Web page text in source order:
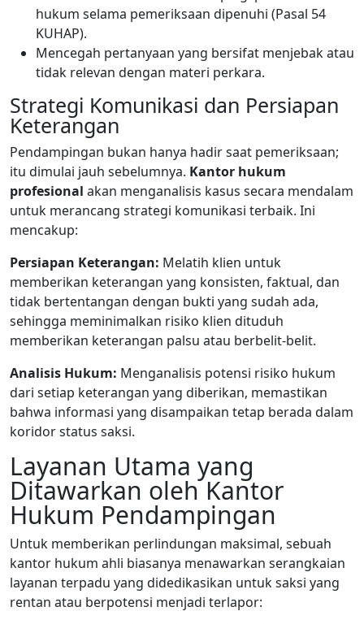
hukum selama pemeriksaan dipenuhi (Pasal 54
KUHAP).
Mencegah pertanyaan yang bersifat menjebak atau
tidak relevan dengan materi perkara.
Strategi Komunikasi dan Persiapan
Keterangan
Pendampingan bukan hanya hadir saat pemeriksaan;
itu dimulai jauh sebelumnya. Kantor hukum
profesional akan menganalisis kasus secara mendalam
untuk merancang strategi komunikasi terbaik. Ini
mencakup:
Persiapan Keterangan: Melatih klien untuk
memberikan keterangan yang konsisten, faktual, dan
tidak bertentangan dengan bukti yang sudah ada,
sehingga meminimalkan risiko klien dituduh
memberikan keterangan palsu atau berbelit-belit.
Analisis Hukum: Menganalisis potensi risiko hukum
dari setiap keterangan yang diberikan, memastikan
bahwa informasi yang disampaikan tetap berada dalam
koridor status saksi.
Layanan Utama yang
Ditawarkan oleh Kantor
Hukum Pendampingan
Untuk memberikan perlindungan maksimal, sebuah
kantor hukum ahli biasanya menawarkan serangkaian
layanan terpadu yang didedikasikan untuk saksi yang
rentan atau berpotensi menjadi terlapor: